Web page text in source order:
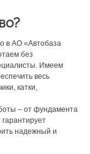
в АО «Автобаза
без
Имеем
весь
катки,
– от фундамента
надежный и